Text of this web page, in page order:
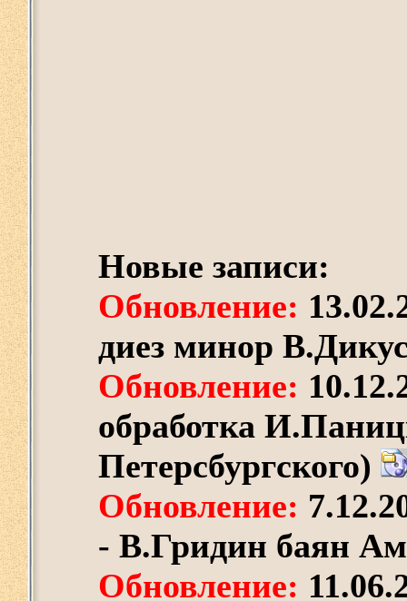
Новые записи:
Обновление:
диез минор
Обновление:
обработка
Петерсбургского)
Обновление:
- В.Гридин баян
Обновление: